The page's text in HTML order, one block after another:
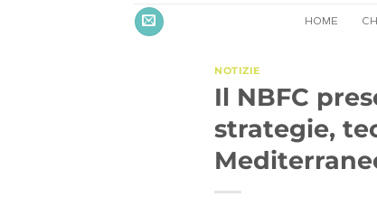
HOME
NOTIZIE
Il NBFC
strategie,